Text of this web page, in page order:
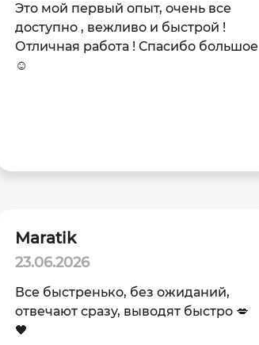
Это мой первый опыт, очень все
доступно , вежливо и быстрой !
Отличная работа ! Спасибо большое
☺️
Maratik
23.06.2026
Все быстренько, без ожиданий,
отвечают сразу, выводят быстро 💋
🖤